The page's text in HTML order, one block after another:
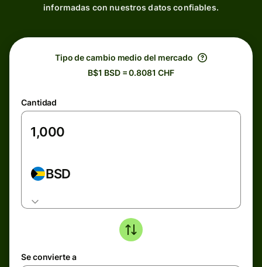
informadas con nuestros datos confiables.
Tipo de cambio medio del mercado
B$1 BSD = 0.8081 CHF
Cantidad
BSD
Se convierte a